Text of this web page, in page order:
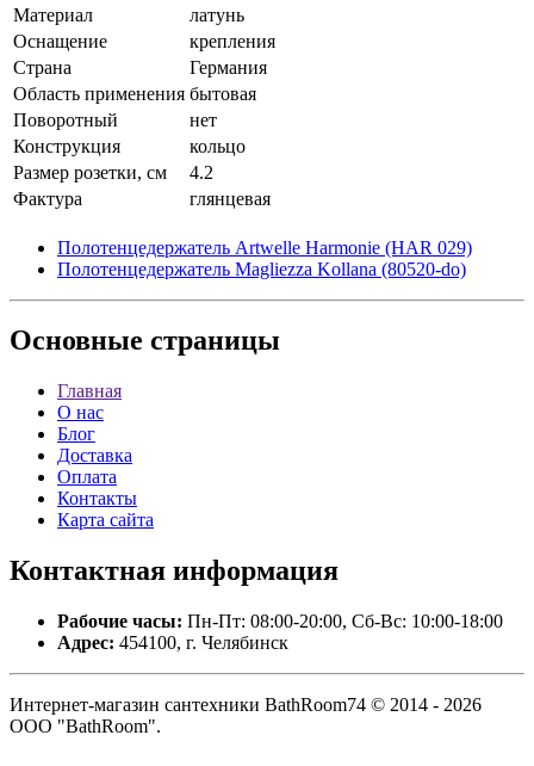
Материал
латунь
Оснащение
крепления
Страна
Германия
Область применения бытовая
Поворотный
нет
Конструкция
кольцо
Размер розетки, см
4.2
Фактура
глянцевая
Полотенцедержатель Artwelle Harmonie (HAR 029)
Полотенцедержатель Magliezza Kollana (80520-do)
Основные страницы
Главная
О нас
Блог
Доставка
Оплата
Контакты
Карта сайта
Контактная информация
Рабочие часы: Пн-Пт: 08:00-20:00, Сб-Вс: 10:00-18:00
Адрес: 454100, г. Челябинск
Интернет-магазин сантехники BathRoom74 © 2014 - 2026
ООО "BathRoom".